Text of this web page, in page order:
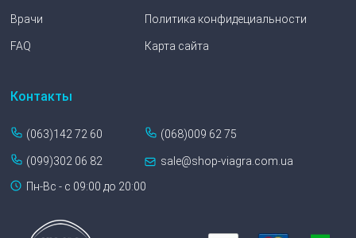
Врачи
FAQ
Политика конфидециальности
Карта сайта
Контакты
(063)142 72 60 (068)009 62 75
(099)302 06 82
sale@shop-viagra.com.ua
Пн-Вс - с 09:00 до 20:00